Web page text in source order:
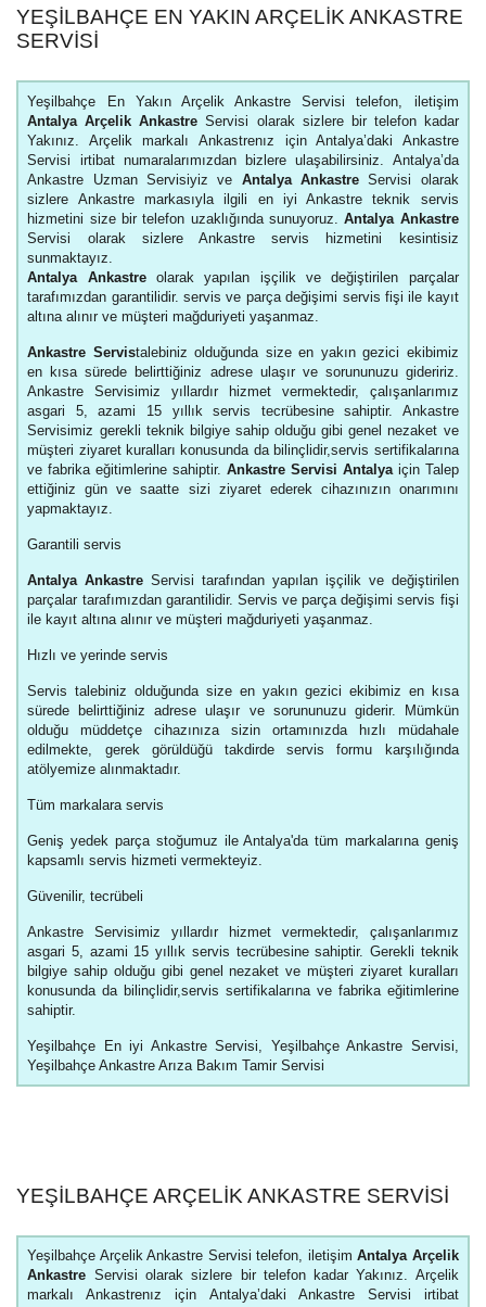
YEŞILBAHÇE EN YAKIN ARÇELIK ANKASTRE
SERVISI
Yeşilbahçe En Yakın Arçelik Ankastre Servisi telefon, iletişim
Antalya Arçelik Ankastre Servisi olarak sizlere bir telefon kadar
Yakınız. Arçelik markalı Ankastrenız için Antalya’daki Ankastre
Servisi irtibat numaralarımızdan bizlere ulaşabilirsiniz. Antalya’da
Ankastre Uzman Servisiyiz ve Antalya Ankastre Servisi olarak
sizlere Ankastre markasıyla ilgili en iyi Ankastre teknik servis
hizmetini size bir telefon uzaklığında sunuyoruz.Antalya Ankastre
Servisi olarak sizlere Ankastre servis hizmetini kesintisiz
sunmaktayız.
Antalya Ankastreolarak yapılan işçilik ve değiştirilen parçalar
tarafımızdan garantilidir. servis ve parça değişimi servis fişi ile kayıt
altına alınır ve müşteri mağduriyeti yaşanmaz.
Ankastre Servistalebiniz olduğunda size en yakın gezici ekibimiz
en kısa sürede belirttiğiniz adrese ulaşır ve sorununuzu gideririz.
Ankastre Servisimiz yıllardır hizmet vermektedir, çalışanlarımız
asgari 5, azami 15 yıllık servis tecrübesine sahiptir. Ankastre
Servisimiz gerekli teknik bilgiye sahip olduğu gibi genel nezaket ve
müşteri ziyaret kuralları konusunda da bilinçlidir,servis sertifikalarına
ve fabrika eğitimlerine sahiptir. Ankastre Servisi Antalyaiçin Talep
ettiğiniz gün ve saatte sizi ziyaret ederek cihazınızın onarımını
yapmaktayız.
Garantili servis
Antalya Ankastre Servisi tarafından yapılan işçilik ve değiştirilen
parçalar tarafımızdan garantilidir. Servis ve parça değişimi servis fişi
ile kayıt altına alınır ve müşteri mağduriyeti yaşanmaz.
Hızlı ve yerinde servis
Servis talebiniz olduğunda size en yakın gezici ekibimiz en kısa
sürede belirttiğiniz adrese ulaşır ve sorununuzu giderir. Mümkün
olduğu müddetçe cihazınıza sizin ortamınızda hızlı müdahale
edilmekte, gerek görüldüğü takdirde servis formu karşılığında
atölyemize alınmaktadır.
Tüm markalara servis
Geniş yedek parça stoğumuz ile Antalya'da tüm markalarına geniş
kapsamlı servis hizmeti vermekteyiz.
Güvenilir, tecrübeli
Ankastre Servisimiz yıllardır hizmet vermektedir, çalışanlarımız
asgari 5, azami 15 yıllık servis tecrübesine sahiptir. Gerekli teknik
bilgiye sahip olduğu gibi genel nezaket ve müşteri ziyaret kuralları
konusunda da bilinçlidir,servis sertifikalarına ve fabrika eğitimlerine
sahiptir.
Yeşilbahçe En iyi Ankastre Servisi, Yeşilbahçe Ankastre Servisi,
Yeşilbahçe Ankastre Arıza Bakım Tamir Servisi
YEŞILBAHÇE ARÇELIK ANKASTRE SERVISI
Yeşilbahçe Arçelik Ankastre Servisi telefon, iletişimAntalya Arçelik
Ankastre Servisi olarak sizlere bir telefon kadar Yakınız. Arçelik
markalı Ankastrenız için Antalya’daki Ankastre Servisi irtibat